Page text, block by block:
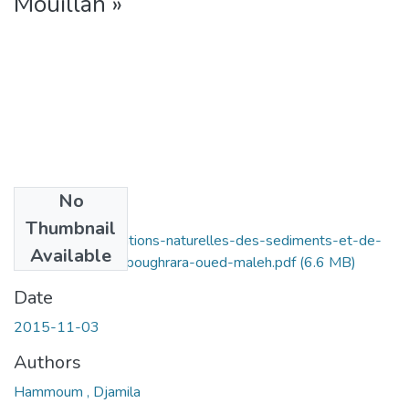
No
Thumbnail
Available
Mesure-des-radiations-naturelles-des-sediments-et-de-
sol-de-hammam-boughrara-oued-maleh.pdf(6.6 MB)
Date
2015-11-03
Authors
Hammoum , Djamila